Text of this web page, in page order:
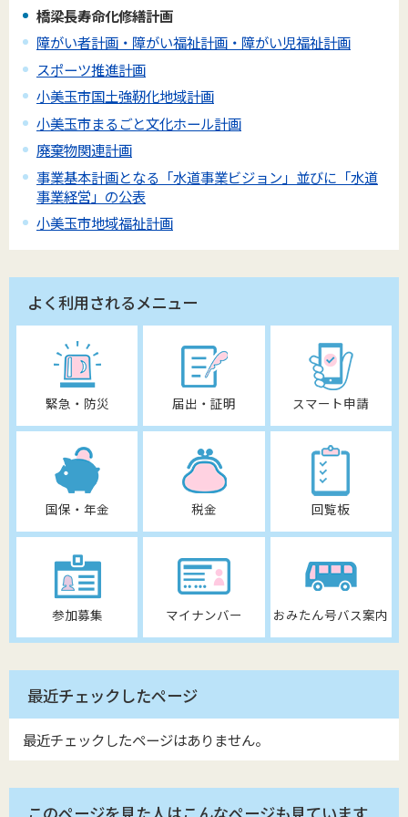
橋梁長寿命化修繕計画
障がい者計画・障がい福祉計画・障がい児福祉計画
スポーツ推進計画
小美玉市国土強靭化地域計画
小美玉市まるごと文化ホール計画
廃棄物関連計画
事業基本計画となる「水道事業ビジョン」並びに「水道
事業経営」の公表
小美玉市地域福祉計画
よく利用されるメニュー
緊急・防災 届出・証明 スマート申請
国保・年金 税金 回覧板
参加募集 マイナンバー おみたん号バス案内
最近チェックしたページ
最近チェックしたページはありません。